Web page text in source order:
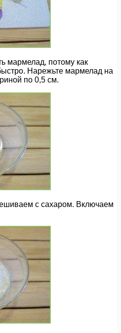
мармелад, потому как
Нарежьте мармелад на
по 0,5 см.
с сахаром. Включаем